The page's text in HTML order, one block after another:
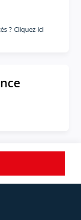
? Cliquez-ici
(nouvelle
sur X (nouvelle
annonce sur
cette annonce